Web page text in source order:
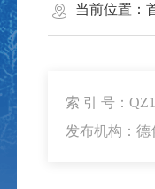
当前位置：
索 引 号：
发布机构：德